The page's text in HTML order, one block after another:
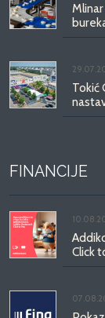
Tokić
FINANCIJE
Click